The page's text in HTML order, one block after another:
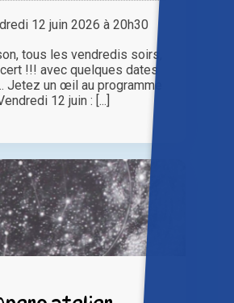
12 juin 2026 à 20h30
tous les vendredis soirs,
!!! avec quelques dates
Jetez un œil au programme
12 juin : [...]